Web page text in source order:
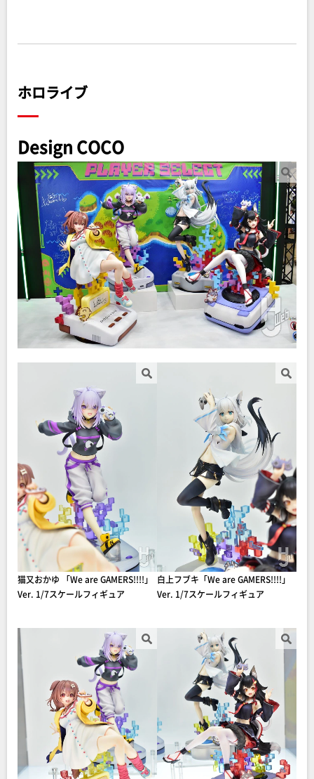
ホロライブ
Design COCO
猫又おかゆ 「We are GAMERS!!!!」
Ver. 1/7スケールフィギュア
白上フブキ「We are GAMERS!!!!」
Ver. 1/7スケールフィギュア